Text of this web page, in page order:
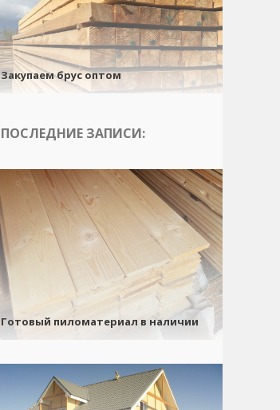
Закупаем брус оптом
ПОСЛЕДНИЕ ЗАПИСИ:
Готовый пиломатериал в наличии